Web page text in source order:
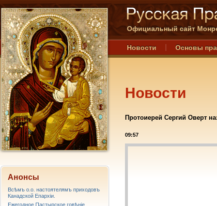
Официальный сайт
Новости Основы
Новости
Протоиерей Сергий Оверт
09:57
Анонсы
Всѣмъ о.о. настоятелямъ приходовъ
Канадской Епархiи.
Ежегодное Пастырское говѣніе